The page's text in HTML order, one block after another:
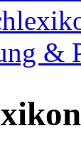
&